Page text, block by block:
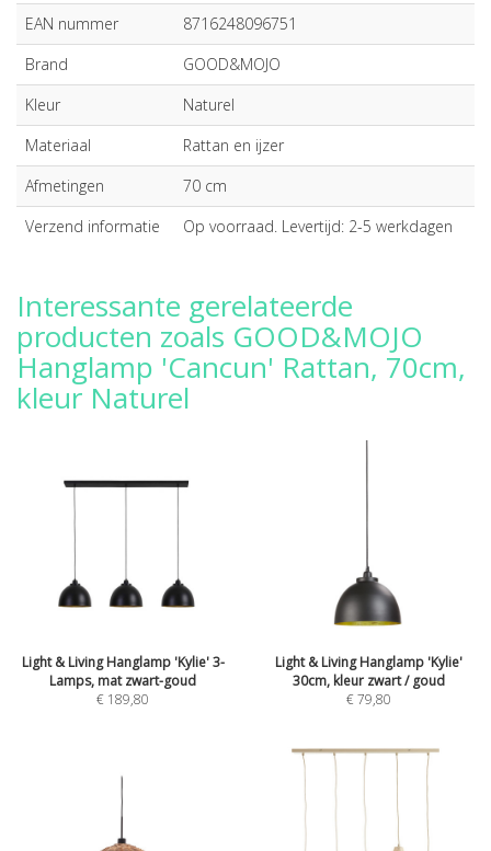
EAN nummer
8716248096751
Brand
GOOD&MOJO
Kleur
Naturel
Materiaal
Rattan en ijzer
Afmetingen
70 cm
Verzend informatie
Op voorraad. Levertijd: 2-5 werkdagen
Interessante gerelateerde
producten zoals GOOD&MOJO
Hanglamp 'Cancun' Rattan, 70cm,
kleur Naturel
Light & Living Hanglamp 'Kylie' 3-
Lamps, mat zwart-goud
€ 189,80
Light & Living Hanglamp 'Kylie'
30cm, kleur zwart / goud
€ 79,80